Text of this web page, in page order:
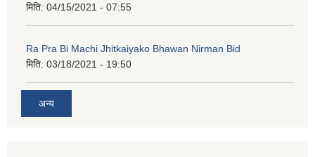
मिति: 04/15/2021 - 07:55
Ra Pra Bi Machi Jhitkaiyako Bhawan Nirman Bid
मिति: 03/18/2021 - 19:50
अन्य